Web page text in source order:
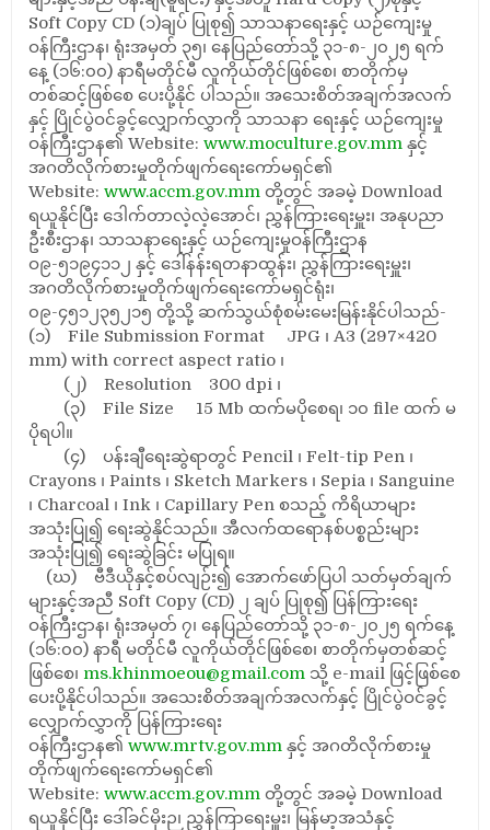
Soft Copy CD (၁)ချပ် ပြုစု၍ သာသနာရေးနှင့် ယဉ်ကျေးမှု
ဝန်ကြီးဌာန၊ ရုံးအမှတ် ၃၅၊ နေပြည်တော်သို့ ၃၁-၈-၂၀၂၅ ရက်
နေ့ (၁၆:၀၀) နာရီမတိုင်မီ လူကိုယ်တိုင်ဖြစ်စေ၊ စာတိုက်မှ
တစ်ဆင့်ဖြစ်စေ ပေးပို့နိုင် ပါသည်။ အသေးစိတ်အချက်အလက်
နှင့် ပြိုင်ပွဲဝင်ခွင့်လျှောက်လွှာကို သာသနာ ရေးနှင့် ယဉ်ကျေးမှု
ဝန်ကြီးဌာန၏ Website:www.moculture.gov.mm နှင့်
အဂတိလိုက်စားမှုတိုက်ဖျက်ရေးကော်မရှင်၏
Website:www.accm.gov.mm တို့တွင် အခမဲ့ Download
ရယူနိုင်ပြီး ဒေါက်တာလဲ့လဲ့အောင်၊ ညွှန်ကြားရေးမှူး၊ အနုပညာ
ဦးစီးဌာန၊ သာသနာရေးနှင့် ယဉ်ကျေးမှုဝန်ကြီးဌာန
ဝ၉-၅၁၉၄၁၁၂ နှင့် ဒေါ်နန်းရတနာထွန်း၊ ညွှန်ကြားရေးမှူး၊
အဂတိလိုက်စားမှုတိုက်ဖျက်ရေးကော်မရှင်ရုံး၊
၀၉-၄၅၁၂၃၅၂၁၅ တို့သို့ ဆက်သွယ်စုံစမ်းမေးမြန်းနိုင်ပါသည်-
(၁) File Submission Format JPG ၊ A3 (297×420
mm) with correct aspect ratio ၊
(၂) Resolution 300 dpi ၊
(၃) File Size 15 Mb ထက်မပိုစေရ၊ ၁၀ file ထက် မ
ပိုရပါ။
(၄) ပန်းချီရေးဆွဲရာတွင် Pencil ၊ Felt-tip Pen ၊
Crayons ၊ Paints ၊ Sketch Markers ၊ Sepia ၊ Sanguine
၊ Charcoal ၊ Ink ၊ Capillary Pen စသည့် ကိရိယာများ
အသုံးပြု၍ ရေးဆွဲနိုင်သည်။ အီလက်ထရောနစ်ပစ္စည်းများ
အသုံးပြု၍ ရေးဆွဲခြင်း မပြုရ။
(ဃ) ဗီဒီယိုနှင့်စပ်လျဉ်း၍ အောက်ဖော်ပြပါ သတ်မှတ်ချက်
များနှင့်အညီ Soft Copy (CD) ၂ ချပ် ပြုစု၍ ပြန်ကြားရေး
ဝန်ကြီးဌာန၊ ရုံးအမှတ် ၇၊ နေပြည်တော်သို့ ၃၁-၈-၂၀၂၅ ရက်နေ့
(၁၆:၀၀) နာရီ မတိုင်မီ လူကိုယ်တိုင်ဖြစ်စေ၊ စာတိုက်မှတစ်ဆင့်
ဖြစ်စေ၊ ms.khinmoeou@gmail.com သို့ e-mail ဖြင့်ဖြစ်စေ
ပေးပို့နိုင်ပါသည်။ အသေးစိတ်အချက်အလက်နှင့် ပြိုင်ပွဲဝင်ခွင့်
လျှောက်လွှာကို ပြန်ကြားရေး
ဝန်ကြီးဌာန၏www.mrtv.gov.mm နှင့် အဂတိလိုက်စားမှု
တိုက်ဖျက်ရေးကော်မရှင်၏
Website:www.accm.gov.mm တို့တွင် အခမဲ့ Download
ရယူနိုင်ပြီး ဒေါ်ခင်မိုးဉ၊ ညွှန်ကြာရေးမှူး၊ မြန်မာ့အသံနှင့်